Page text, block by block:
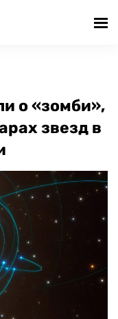
о «зомби»,
звезд в